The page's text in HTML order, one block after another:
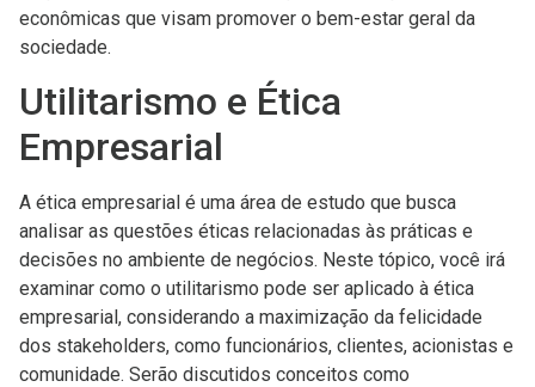
econômicas que visam promover o bem-estar geral da
sociedade.
Utilitarismo e Ética
Empresarial
A ética empresarial é uma área de estudo que busca
analisar as questões éticas relacionadas às práticas e
decisões no ambiente de negócios. Neste tópico, você irá
examinar como o utilitarismo pode ser aplicado à ética
empresarial, considerando a maximização da felicidade
dos stakeholders, como funcionários, clientes, acionistas e
comunidade. Serão discutidos conceitos como